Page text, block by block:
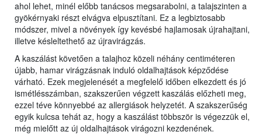
ahol lehet, minél előbb tanácsos megsarabolni, a talajszinten a
gyökérnyaki részt elvágva elpusztítani. Ez a legbiztosabb
módszer, mivel a növények így kevésbé hajlamosak újrahajtani,
illetve késleltethető az újravirágzás.
A kaszálást követően a talajhoz közeli néhány centiméteren
újabb, hamar virágzásnak induló oldalhajtások képződése
várható. Ezek megjelenését a megfelelő időben elkezdett és jó
ismétlésszámban, szakszerűen végzett kaszálás előzheti meg,
ezzel téve könnyebbé az allergiások helyzetét. A szakszerűség
egyik kulcsa tehát az, hogy a kaszálást többször is végezzük el,
még mielőtt az új oldalhajtások virágozni kezdenének.